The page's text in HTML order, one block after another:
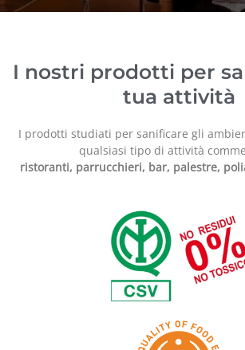
I nostri prodotti per
tua attività
I prodotti studiati per sanificare gli
qualsiasi tipo di attività
ristoranti, parrucchieri, bar, palestre,